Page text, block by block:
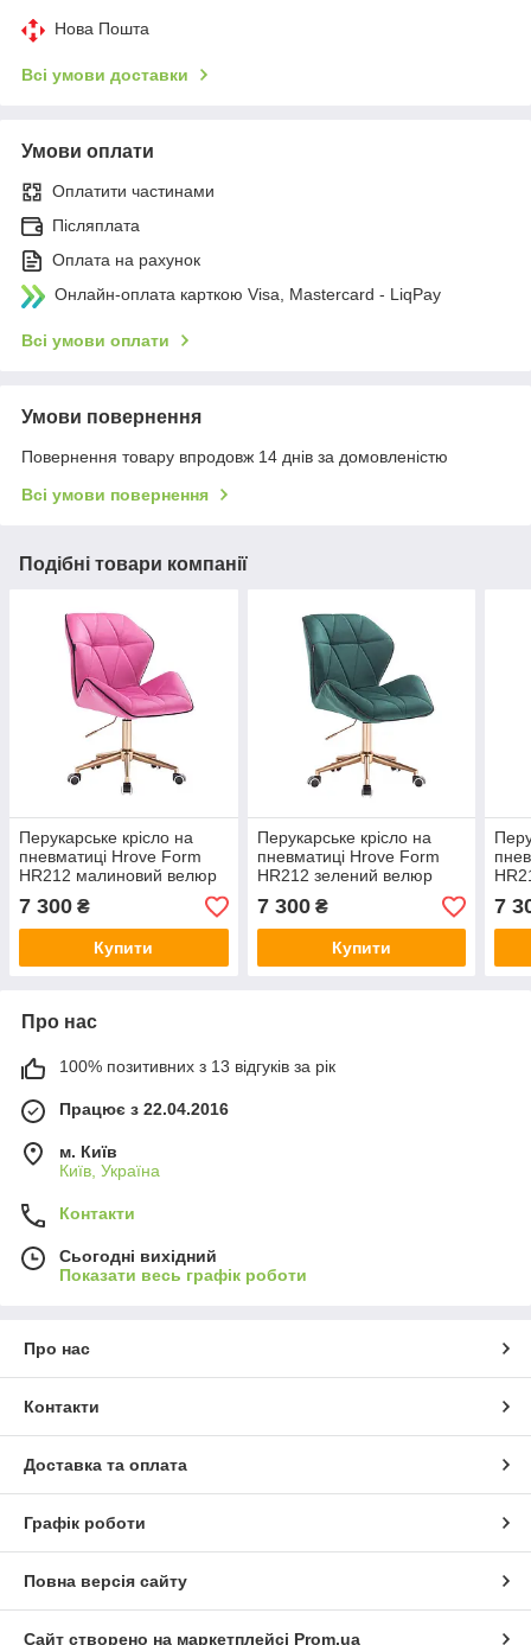
Нова Пошта
Всі умови доставки
Умови оплати
Оплатити частинами
Післяплата
Оплата на рахунок
Онлайн-оплата карткою Visa, Mastercard - LiqPay
Всі умови оплати
Умови повернення
Повернення товару впродовж 14 днів за домовленістю
Всі умови повернення
Подібні товари компанії
Перукарське крісло на
пневматиці Hrove Form
HR212 малиновий велюр
основа золото
7 300 ₴
Купити
Перукарське крісло на
пневматиці Hrove Form
HR212 зелений велюр
основа золото
7 300₴
Купити
7
Про нас
100% позитивних з 13 відгуків за рік
Працює з 22.04.2016
м. Київ
Київ, Україна
Контакти
Сьогодні вихідний
Показати весь графік роботи
Про нас
Контакти
Доставка та оплата
Графік роботи
Повна версія сайту
Сайт створено на маркетплейсі Prom.ua